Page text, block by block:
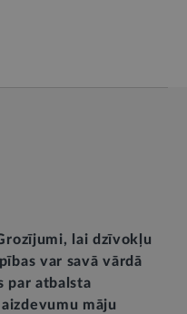
lai dzīvokļu
var savā vārdā
par atbalsta
māju